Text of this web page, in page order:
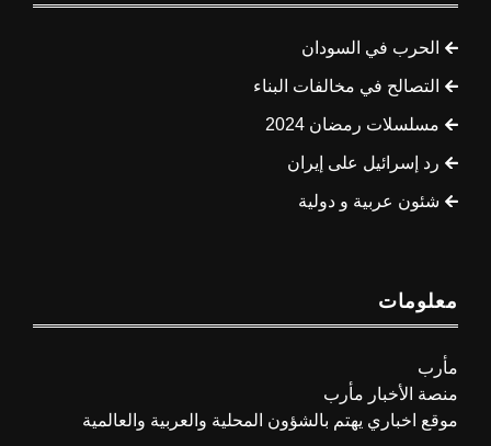
الحرب في السودان
التصالح في مخالفات البناء
مسلسلات رمضان 2024
رد إسرائيل على إيران
شئون عربية و دولية
معلومات
مأرب
منصة الأخبار مأرب
موقع اخباري يهتم بالشؤون المحلية والعربية والعالمية